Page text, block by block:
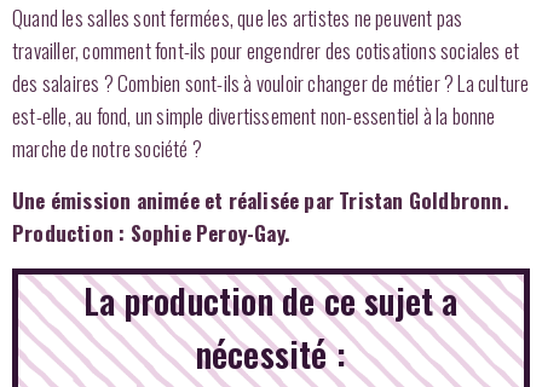
Quand les salles sont fermées, que les artistes ne peuvent pas
travailler, comment font-ils pour engendrer des cotisations sociales et
des salaires ? Combien sont-ils à vouloir changer de métier ? La culture
est-elle, au fond, un simple divertissement non-essentiel à la bonne
marche de notre société ?
Une émission animée et réalisée par Tristan Goldbronn.
Production : Sophie Peroy-Gay.
La production de ce sujet a
nécessité :